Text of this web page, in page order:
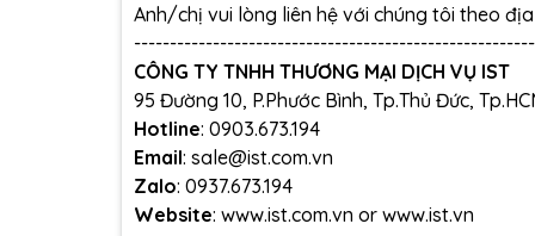
Anh/chị vui lòng liên hệ với chúng tôi theo
CÔNG TY TNHH THƯƠNG MẠI DỊCH VỤ IST
95 Đường 10, P.Phước Bình, Tp.Thủ Đức,
Hotline: 0903.673.194
Email: sale@ist.com.vn
Zalo: 0937.673.194
Website: www.ist.com.vn or www.ist.vn